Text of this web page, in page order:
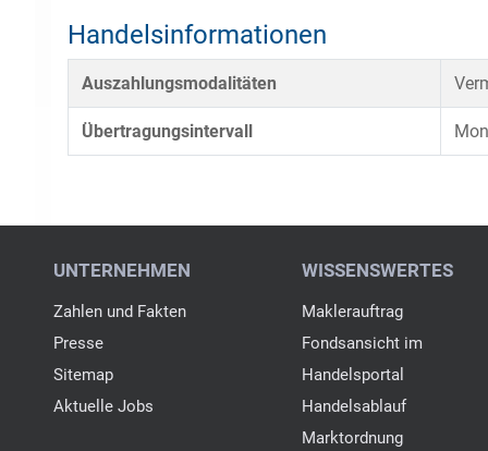
Handelsinformationen
Auszahlungsmodalitäten
Übertragungsintervall